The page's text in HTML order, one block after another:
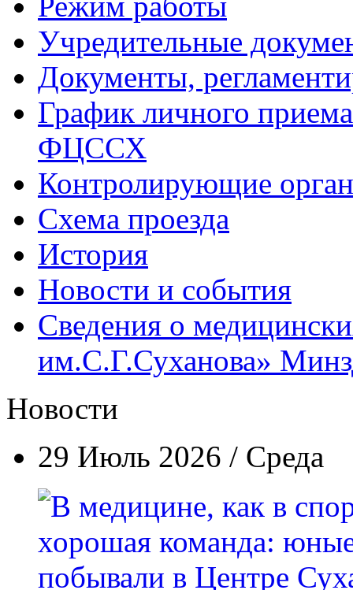
Учредительные
Документы,
График личного
ФЦССХ
Контролирующие
Схема проезда
История
Новости и события
Сведения о
им.С.Г.Суханова»
Новости
29 Июль 2026 / Среда